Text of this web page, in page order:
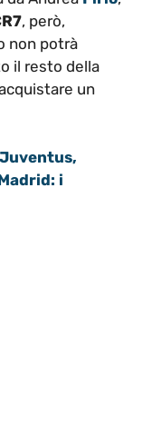
, però,
non potrà
il resto della
un
Juventus,
i